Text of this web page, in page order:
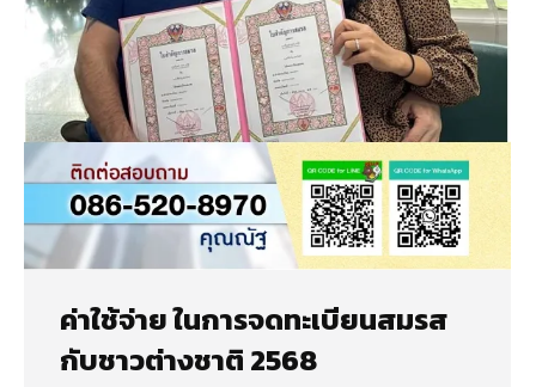
ค่าใช้จ่าย ในการจดทะเบียนสมรส
กับชาวต่างชาติ 2568